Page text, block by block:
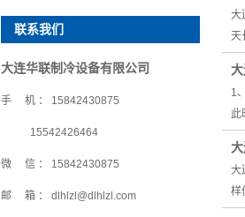
联系我们
大连华联制冷设备有限公司
手 机 ： 15842430875
15542426464
微 信 ： 15842430875
邮 箱 ： dlhlzl@dlhlzl.com
大
天
1
此
大
样